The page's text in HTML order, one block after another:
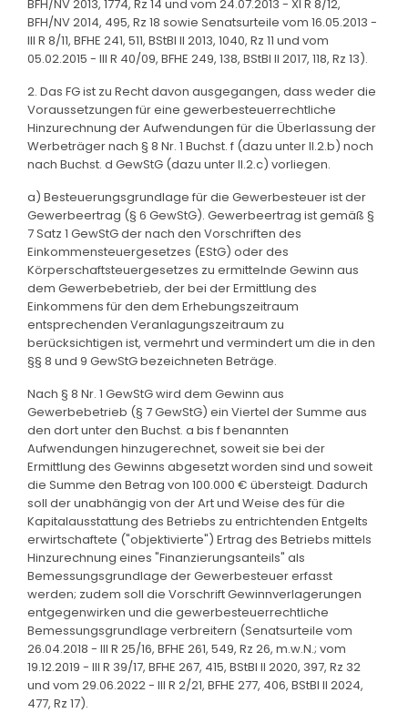
BFH/NV 2013, 1774, Rz 14 und vom 24.07.2013 - XI R 8/12,
BFH/NV 2014, 495, Rz 18 sowie Senatsurteile vom 16.05.2013 -
III R 8/11, BFHE 241, 511, BStBl II 2013, 1040, Rz 11 und vom
05.02.2015 - III R 40/09, BFHE 249, 138, BStBl II 2017, 118, Rz 13).
2. Das FG ist zu Recht davon ausgegangen, dass weder die
Voraussetzungen für eine gewerbesteuerrechtliche
Hinzurechnung der Aufwendungen für die Überlassung der
Werbeträger nach § 8 Nr. 1 Buchst. f (dazu unter II.2.b) noch
nach Buchst. d GewStG (dazu unter II.2.c) vorliegen.
a) Besteuerungsgrundlage für die Gewerbesteuer ist der
Gewerbeertrag (§ 6 GewStG). Gewerbeertrag ist gemäß §
7 Satz 1 GewStG der nach den Vorschriften des
Einkommensteuergesetzes (EStG) oder des
Körperschaftsteuergesetzes zu ermittelnde Gewinn aus
dem Gewerbebetrieb, der bei der Ermittlung des
Einkommens für den dem Erhebungszeitraum
entsprechenden Veranlagungszeitraum zu
berücksichtigen ist, vermehrt und vermindert um die in den
§§ 8 und 9 GewStG bezeichneten Beträge.
Nach § 8 Nr. 1 GewStG wird dem Gewinn aus
Gewerbebetrieb (§ 7 GewStG) ein Viertel der Summe aus
den dort unter den Buchst. a bis f benannten
Aufwendungen hinzugerechnet, soweit sie bei der
Ermittlung des Gewinns abgesetzt worden sind und soweit
die Summe den Betrag von 100.000 € übersteigt. Dadurch
soll der unabhängig von der Art und Weise des für die
Kapitalausstattung des Betriebs zu entrichtenden Entgelts
erwirtschaftete ("objektivierte") Ertrag des Betriebs mittels
Hinzurechnung eines "Finanzierungsanteils" als
Bemessungsgrundlage der Gewerbesteuer erfasst
werden; zudem soll die Vorschrift Gewinnverlagerungen
entgegenwirken und die gewerbesteuerrechtliche
Bemessungsgrundlage verbreitern (Senatsurteile vom
26.04.2018 - III R 25/16, BFHE 261, 549, Rz 26, m.w.N.; vom
19.12.2019 - III R 39/17, BFHE 267, 415, BStBl II 2020, 397, Rz 32
und vom 29.06.2022 - III R 2/21, BFHE 277, 406, BStBl II 2024,
477, Rz 17).